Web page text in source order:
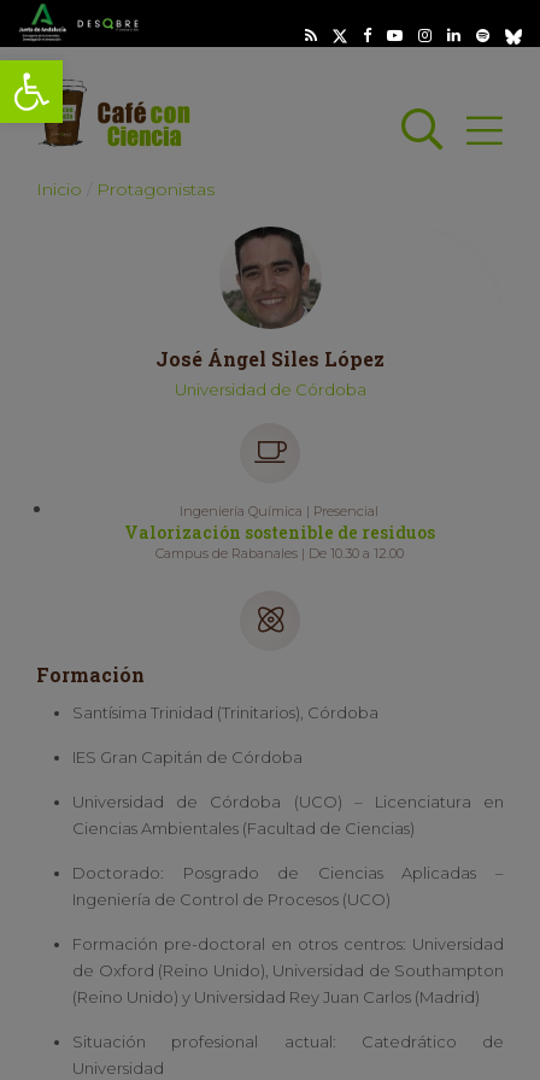
Abrir barra de herramientas
Abrir
Inicio Protagonistas
José Ángel Siles López
Universidad de Córdoba
Ingeniería Química | Presencial
Valorización sostenible de residuos
Campus de Rabanales | De 10.30 a 12.00
Formación
Santísima Trinidad (Trinitarios), Córdoba
IES Gran Capitán de Córdoba
Universidad de Córdoba (UCO) – Licenciatura en
Ciencias Ambientales (Facultad de Ciencias)
Doctorado: Posgrado de Ciencias Aplicadas –
Ingeniería de Control de Procesos (UCO)
Formación pre-doctoral en otros centros: Universidad
de Oxford (Reino Unido), Universidad de Southampton
(Reino Unido) y Universidad Rey Juan Carlos (Madrid)
Situación profesional actual: Catedrático de
Universidad